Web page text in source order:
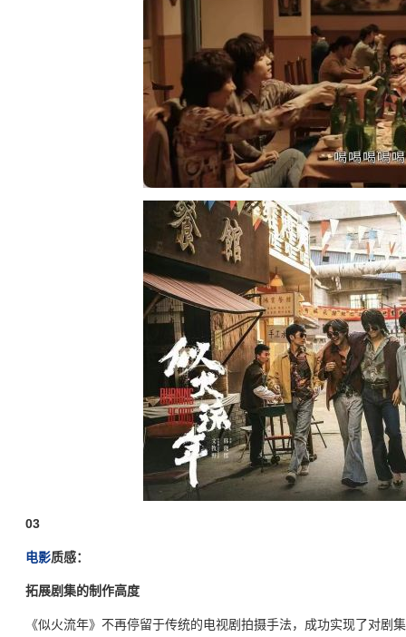
03
电影质感：
拓展剧集的制作高度
《似火流年》不再停留于传统的电视剧拍摄手法，成功实现了对剧